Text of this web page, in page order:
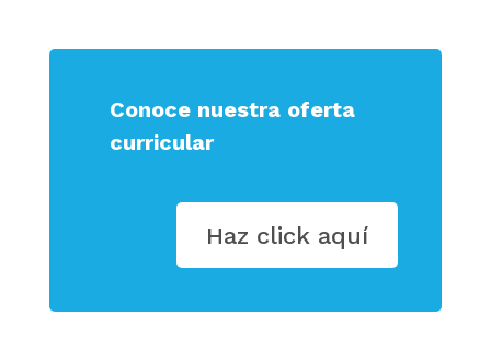
Conoce nuestra oferta
curricular
Haz click aquí